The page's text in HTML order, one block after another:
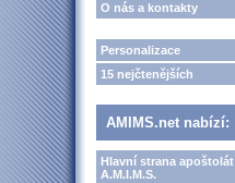
O nás a kontakty
Personalizace
15 nejčtenějších
AMIMS.net nabízí:
Hlavní strana apoštolát
A.M.I.M.S.